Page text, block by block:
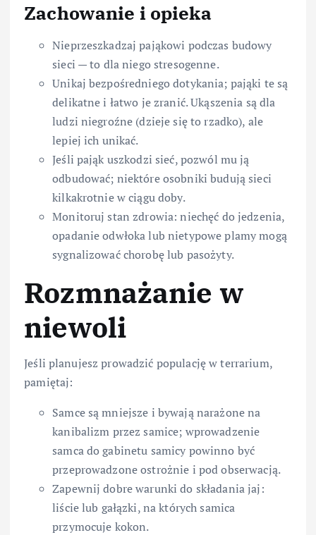
Zachowanie i opieka
Nieprzeszkadzaj pająkowi podczas budowy
sieci — to dla niego stresogenne.
Unikaj bezpośredniego dotykania; pająki te są
delikatne i łatwo je zranić. Ukąszenia są dla
ludzi niegroźne (dzieje się to rzadko), ale
lepiej ich unikać.
Jeśli pająk uszkodzi sieć, pozwól mu ją
odbudować; niektóre osobniki budują sieci
kilkakrotnie w ciągu doby.
Monitoruj stan zdrowia: niechęć do jedzenia,
opadanie odwłoka lub nietypowe plamy mogą
sygnalizować chorobę lub pasożyty.
Rozmnażanie w
niewoli
Jeśli planujesz prowadzić populację w terrarium,
pamiętaj:
Samce są mniejsze i bywają narażone na
kanibalizm przez samice; wprowadzenie
samca do gabinetu samicy powinno być
przeprowadzone ostrożnie i pod obserwacją.
Zapewnij dobre warunki do składania jaj:
liście lub gałązki, na których samica
przymocuje kokon.